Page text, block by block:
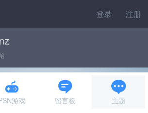
登录 注册
游戏 留言板 主题